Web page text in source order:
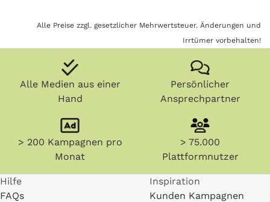
Alle Preise zzgl. gesetzlicher Mehrwertsteuer. Änderungen und
Irrtümer vorbehalten!
Alle Medien aus einer
Hand
Persönlicher
Ansprechpartner
> 200 Kampagnen pro
Monat
> 75.000
Plattformnutzer
Hilfe
FAQs
Inspiration
Kunden Kampagnen